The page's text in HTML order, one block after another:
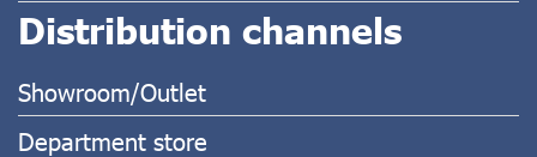
Distribution channels
Showroom/Outlet
Department store